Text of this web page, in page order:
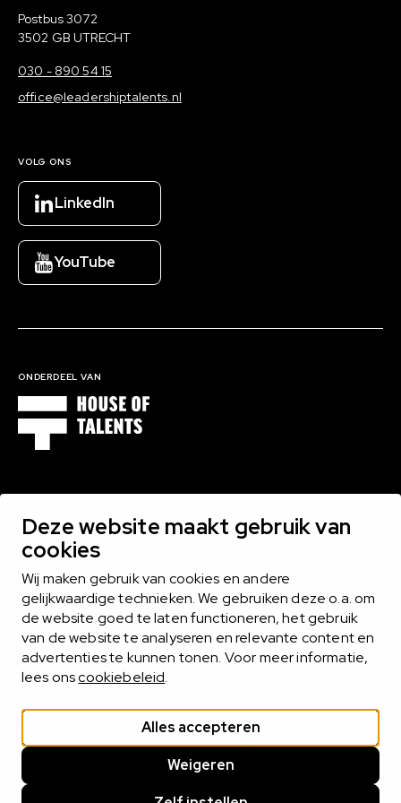
Deze website maakt gebruik van
cookies
Wij maken gebruik van cookies en andere
gelijkwaardige technieken. We gebruiken deze o.a. om
de website goed te laten functioneren, het gebruik
van de website te analyseren en relevante content en
advertenties te kunnen tonen. Voor meer informatie,
lees onscookiebeleid.
Alles accepteren
Weigeren
Postadres
Postbus 3072
3502 GB UTRECHT
030 - 890 54 15
office@leadershiptalents.nl
VOLG ONS
LinkedIn
YouTube
ONDERDEEL VAN
Bekijk alle domeinen
MIDLANCEN
Het midlance-model biedt het beste van twee werelden
Alles over midlancen
Privacy statement
Cookies beheren
WE ZOEKEN INTERIM LEIDERS VOOR HET
VO!